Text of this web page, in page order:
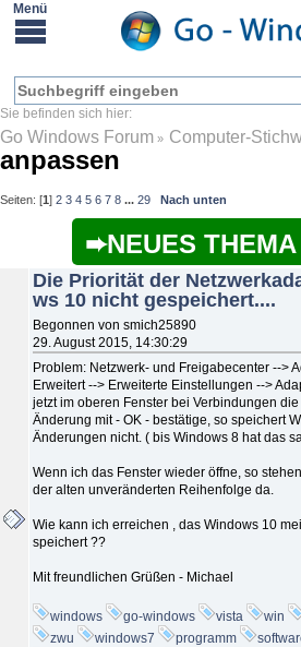
Go Windows Forum » Computer-
anpassen
Seiten: [1] 2 3 4 5 6 7 8 ... 29 Nach unten
NEUES
Die Priorität der
ws 10 nicht gespeichert....
Begonnen von smich25890
29. August 2015, 14:30:29
Problem: Netzwerk- und Freigabecenter -->
Erweitert --> Erweiterte Einstellungen -->
jetzt im oberen Fenster bei Verbindungen
Änderung mit - OK - bestätige, so speichert
Änderungen nicht. ( bis Windows 8 hat das
Wenn ich das Fenster wieder öffne, so
der alten unveränderten Reihenfolge da.
Wie kann ich erreichen , das Windows 10
speichert ??
Mit freundlichen Grüßen - Michael
windows go-windows vista win
zwu
windows7 programm